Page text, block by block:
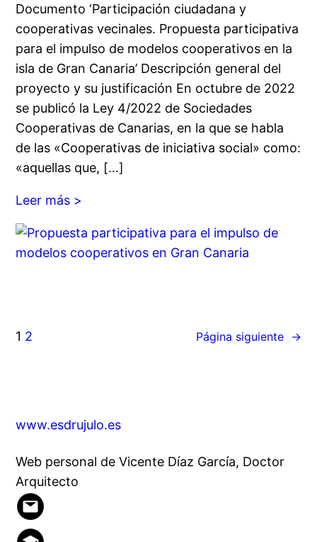
Documento ‘Participación ciudadana y
cooperativas vecinales. Propuesta participativa
para el impulso de modelos cooperativos en la
isla de Gran Canaria’ Descripción general del
proyecto y su justificación En octubre de 2022
se publicó la Ley 4/2022 de Sociedades
Cooperativas de Canarias, en la que se habla
de las «Cooperativas de iniciativa social» como:
«aquellas que, […]
Leer más >
1 2 Página siguiente →
www.esdrujulo.es
Web personal de Vicente Díaz García, Doctor
Arquitecto